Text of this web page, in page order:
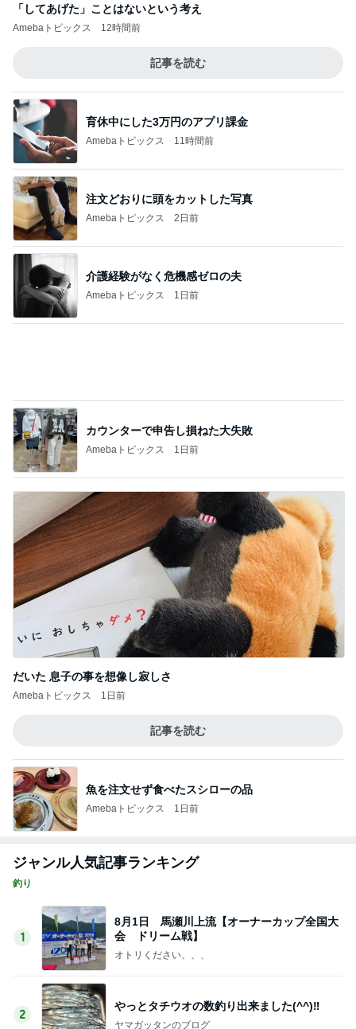
Amebaトピックス 2日前
介護経験がなく危機感ゼロの夫
Amebaトピックス 1日前
カウンターで申告し損ねた大失敗
Amebaトピックス 1日前
だいた 息子の事を想像し寂しさ
Amebaトピックス
記事を読む
魚を注文せず食べたスシローの品
Amebaトピックス 1日前
ジャンル人気記事ランキング
8月1日 馬瀬川上流【オーナーカップ全国大
会 ドリーム戦】
オトリください、、、
2
ヤマガッタンのブログ
3
ミニボート店主、リトルボートの日記、
4
8月４日
5
★1091 ロデオ モカ！ウッサ！★
秩父の釣具屋【城峰釣具店】